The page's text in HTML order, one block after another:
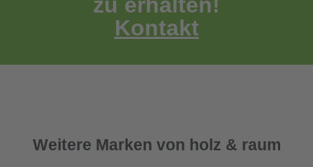
Kontakt
Weitere Marken von holz & raum